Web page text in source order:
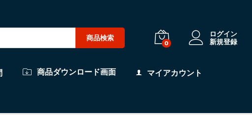
商品検索
0
ログイン
新規登録
商品ダウンロード画面 マイアカウント